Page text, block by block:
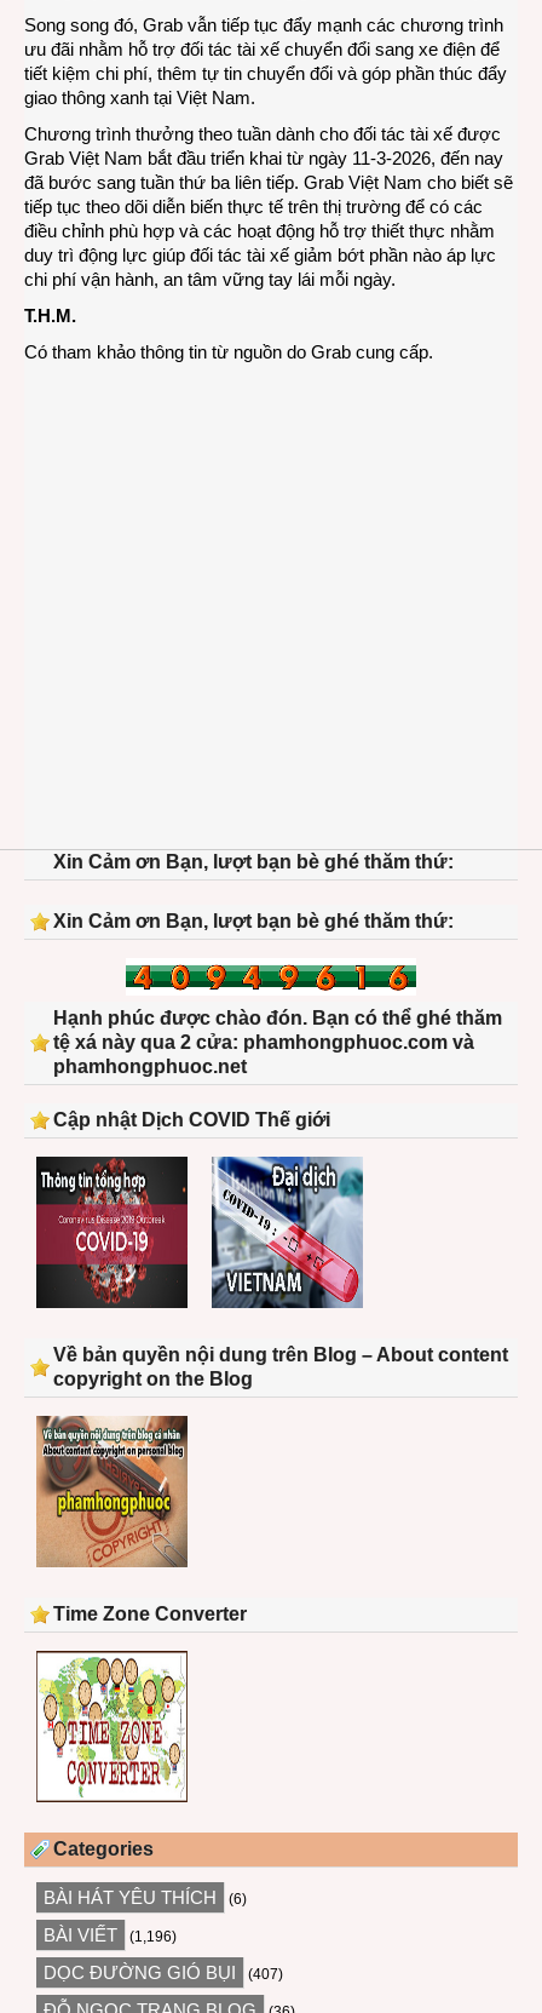
Song song đó, Grab vẫn tiếp tục đẩy mạnh các chương trình
ưu đãi nhằm hỗ trợ đối tác tài xế chuyển đổi sang xe điện để
tiết kiệm chi phí, thêm tự tin chuyển đổi và góp phần thúc đẩy
giao thông xanh tại Việt Nam.
Chương trình thưởng theo tuần dành cho đối tác tài xế được
Grab Việt Nam bắt đầu triển khai từ ngày 11-3-2026, đến nay
đã bước sang tuần thứ ba liên tiếp. Grab Việt Nam cho biết sẽ
tiếp tục theo dõi diễn biến thực tế trên thị trường để có các
điều chỉnh phù hợp và các hoạt động hỗ trợ thiết thực nhằm
duy trì động lực giúp đối tác tài xế giảm bớt phần nào áp lực
chi phí vận hành, an tâm vững tay lái mỗi ngày.
T.H.M.
Có tham khảo thông tin từ nguồn do Grab cung cấp.
Xin Cảm ơn Bạn, lượt bạn bè ghé thăm thứ:
Xin Cảm ơn Bạn, lượt bạn bè ghé thăm thứ:
Hạnh phúc được chào đón. Bạn có thể ghé thăm
tệ xá này qua 2 cửa: phamhongphuoc.com và
phamhongphuoc.net
Cập nhật Dịch COVID Thế giới
Về bản quyền nội dung trên Blog – About content
copyright on the Blog
Time Zone Converter
Categories
BÀI HÁT YÊU THÍCH (6)
BÀI VIẾT (1,196)
DỌC ĐƯỜNG GIÓ BỤI (407)